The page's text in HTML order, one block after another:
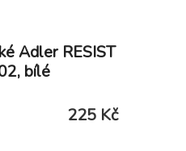
Adler RESIST
bílé
225 Kč